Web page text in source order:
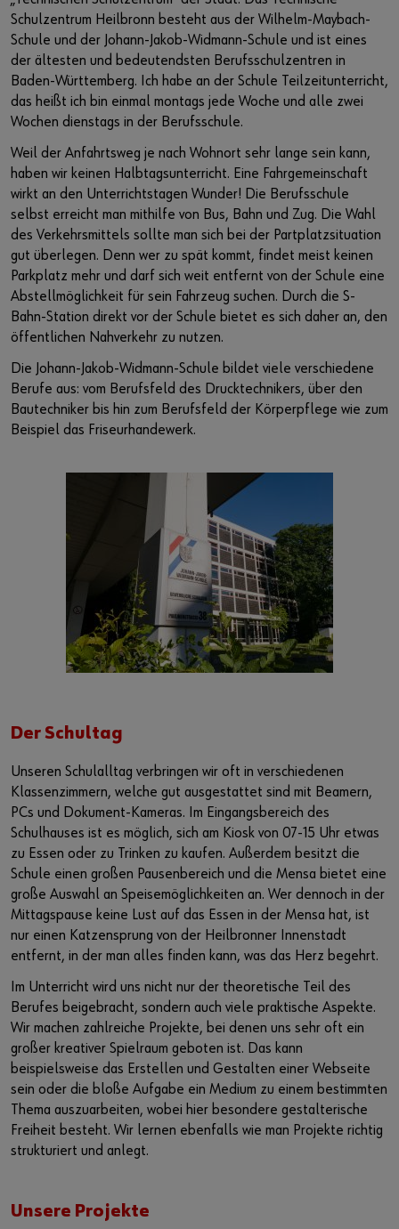
Schulzentrum Heilbronn besteht aus der Wilhelm-Maybach-
Schule und der Johann-Jakob-Widmann-Schule und ist eines
der ältesten und bedeutendsten Berufsschulzentren in
Baden-Württemberg. Ich habe an der Schule Teilzeitunterricht,
das heißt ich bin einmal montags jede Woche und alle zwei
Wochen dienstags in der Berufsschule.
Weil der Anfahrtsweg je nach Wohnort sehr lange sein kann,
haben wir keinen Halbtagsunterricht. Eine Fahrgemeinschaft
wirkt an den Unterrichtstagen Wunder! Die Berufsschule
selbst erreicht man mithilfe von Bus, Bahn und Zug. Die Wahl
des Verkehrsmittels sollte man sich bei der Partplatzsituation
gut überlegen. Denn wer zu spät kommt, findet meist keinen
Parkplatz mehr und darf sich weit entfernt von der Schule eine
Abstellmöglichkeit für sein Fahrzeug suchen. Durch die S-
Bahn-Station direkt vor der Schule bietet es sich daher an, den
öffentlichen Nahverkehr zu nutzen.
Die Johann-Jakob-Widmann-Schule bildet viele verschiedene
Berufe aus: vom Berufsfeld des Drucktechnikers, über den
Bautechniker bis hin zum Berufsfeld der Körperpflege wie zum
Beispiel das Friseurhandewerk.
Der Schultag
Unseren Schulalltag verbringen wir oft in verschiedenen
Klassenzimmern, welche gut ausgestattet sind mit Beamern,
PCs und Dokument-Kameras. Im Eingangsbereich des
Schulhauses ist es möglich, sich am Kiosk von 07-15 Uhr etwas
zu Essen oder zu Trinken zu kaufen. Außerdem besitzt die
Schule einen großen Pausenbereich und die Mensa bietet eine
große Auswahl an Speisemöglichkeiten an. Wer dennoch in der
Mittagspause keine Lust auf das Essen in der Mensa hat, ist
nur einen Katzensprung von der Heilbronner Innenstadt
entfernt, in der man alles finden kann, was das Herz begehrt.
Im Unterricht wird uns nicht nur der theoretische Teil des
Berufes beigebracht, sondern auch viele praktische Aspekte.
Wir machen zahlreiche Projekte, bei denen uns sehr oft ein
großer kreativer Spielraum geboten ist. Das kann
beispielsweise das Erstellen und Gestalten einer Webseite
sein oder die bloße Aufgabe ein Medium zu einem bestimmten
Thema auszuarbeiten, wobei hier besondere gestalterische
Freiheit besteht. Wir lernen ebenfalls wie man Projekte richtig
strukturiert und anlegt.
Unsere Projekte